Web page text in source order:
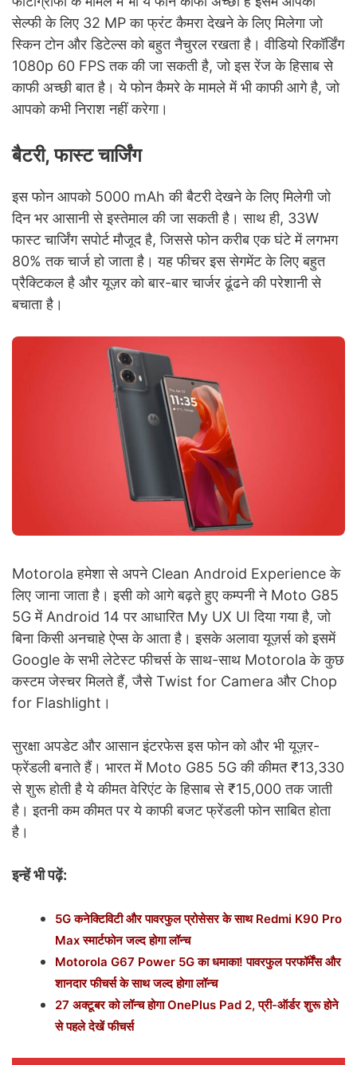
सेल्फी के लिए 32 MP का फ्रंट कैमरा देखने के लिए मिलेगा जो
स्किन टोन और डिटेल्स को बहुत नैचुरल रखता है। वीडियो रिकॉर्डिंग
1080p 60 FPS तक की जा सकती है, जो इस रेंज के हिसाब से
काफी अच्छी बात है। ये फोन कैमरे के मामले में भी काफी आगे है, जो
आपको कभी निराश नहीं करेगा।
बैटरी, फास्ट चार्जिंग
इस फोन आपको 5000 mAh की बैटरी देखने के लिए मिलेगी जो
दिन भर आसानी से इस्तेमाल की जा सकती है। साथ ही, 33W
फास्ट चार्जिंग सपोर्ट मौजूद है, जिससे फोन करीब एक घंटे में लगभग
80% तक चार्ज हो जाता है। यह फीचर इस सेगमेंट के लिए बहुत
प्रैक्टिकल है और यूज़र को बार-बार चार्जर ढूंढने की परेशानी से
बचाता है।
Motorola हमेशा से अपने Clean Android Experience के
लिए जाना जाता है। इसी को आगे बढ़ते हुए कम्पनी ने Moto G85
5G में Android 14 पर आधारित My UX UI दिया गया है, जो
बिना किसी अनचाहे ऐप्स के आता है। इसके अलावा यूज़र्स को इसमें
Google के सभी लेटेस्ट फीचर्स के साथ-साथ Motorola के कुछ
कस्टम जेस्चर मिलते हैं, जैसे Twist for Camera और Chop
for Flashlight।
सुरक्षा अपडेट और आसान इंटरफेस इस फोन को और भी यूज़र-
फ्रेंडली बनाते हैं। भारत में Moto G85 5G की कीमत ₹13,330
से शुरू होती है ये कीमत वेरिएंट के हिसाब से ₹15,000 तक जाती
है। इतनी कम कीमत पर ये काफी बजट फ्रेंडली फोन साबित होता
है।
इन्हें भी पढ़ें:
5G कनेक्टिविटी और पावरफुल प्रोसेसर के साथ Redmi K90 Pro
Max स्मार्टफोन जल्द होगा लॉन्च
Motorola G67 Power 5G का धमाका! पावरफुल परफॉर्मेंस और
शानदार फीचर्स के साथ जल्द होगा लॉन्च
27 अक्टूबर को लॉन्च होगा OnePlus Pad 2, प्री-ऑर्डर शुरू होने
से पहले देखें फीचर्स